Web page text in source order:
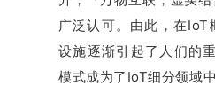
广泛认可。由此，在IoT
设施逐渐引起了人们的
模式成为了IoT细分领域中